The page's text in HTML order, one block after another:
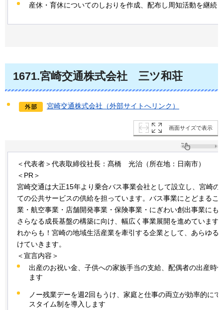
産休・育休についてのしおりを作成、配布し周知活動を継続
1671.宮崎交通株式会社 三ツ和荘
宮崎交通株式会社（外部サイトへリンク）
画面サイズで表示
＜代表者＞代表取締役社長：髙橋 光治 （所在地：日南市）
＜PR＞
宮崎交通は大正15年より乗合バス事業会社として設立し、宮崎の
ての公共サービスの供給を担っています。バス事業にとどまるこ
業・航空事業・店舗開発事業・保険事業・にぎわい創出事業にも
さらなる成長基盤の構築に向け、幅広く事業展開を進めています
れからも！宮崎の地域生活産業を牽引する企業として、あらゆる
けていきます。
＜宣言内容＞
出産のお祝い金、子供への家族手当の支給、配偶者の出産時
ます
ノー残業デーを週2回もうけ、家庭と仕事の両立が効率的に
スタイム制を導入します